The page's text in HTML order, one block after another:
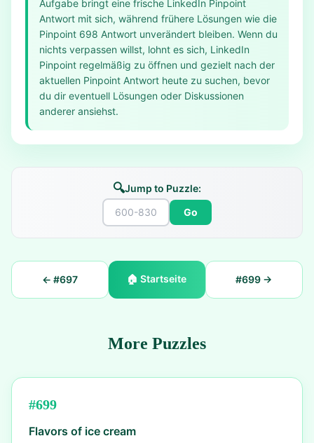
Aufgabe bringt eine frische LinkedIn Pinpoint
Antwort mit sich, während frühere Lösungen wie die
Pinpoint 698 Antwort unverändert bleiben. Wenn du
nichts verpassen willst, lohnt es sich, LinkedIn
Pinpoint regelmäßig zu öffnen und gezielt nach der
aktuellen Pinpoint Antwort heute zu suchen, bevor
du dir eventuell Lösungen oder Diskussionen
anderer ansiehst.
🔍Jump to Puzzle:
Go
← #697 🏠Startseite #699 →
More Puzzles
#699
Flavors of ice cream